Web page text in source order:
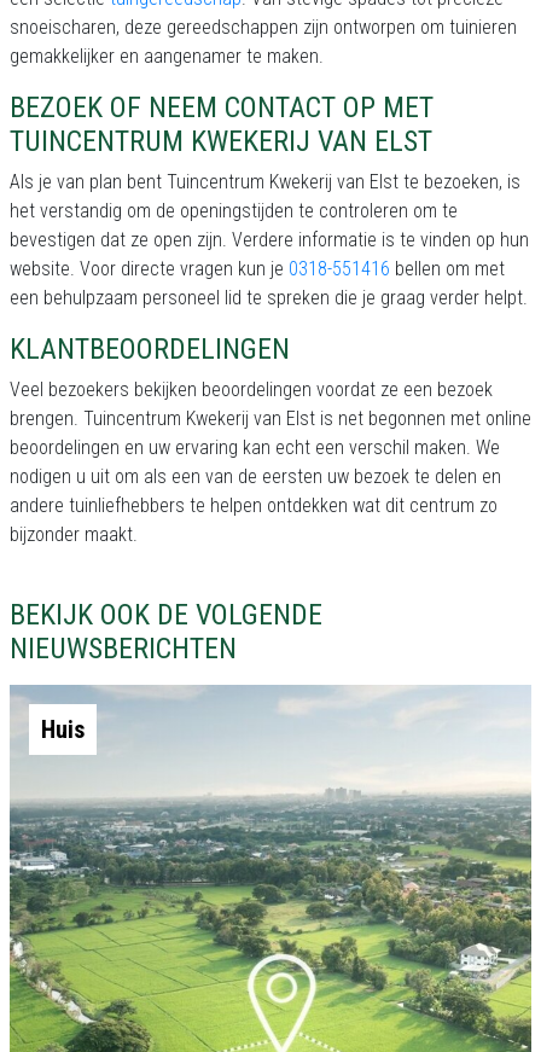
snoeischaren, deze gereedschappen zijn ontworpen om tuinieren
gemakkelijker en aangenamer te maken.
BEZOEK OF NEEM CONTACT OP MET
TUINCENTRUM KWEKERIJ VAN ELST
Als je van plan bent Tuincentrum Kwekerij van Elst te bezoeken, is
het verstandig om de openingstijden te controleren om te
bevestigen dat ze open zijn. Verdere informatie is te vinden op hun
website. Voor directe vragen kun je 0318-551416 bellen om met
een behulpzaam personeel lid te spreken die je graag verder helpt.
KLANTBEOORDELINGEN
Veel bezoekers bekijken beoordelingen voordat ze een bezoek
brengen. Tuincentrum Kwekerij van Elst is net begonnen met online
beoordelingen en uw ervaring kan echt een verschil maken. We
nodigen u uit om als een van de eersten uw bezoek te delen en
andere tuinliefhebbers te helpen ontdekken wat dit centrum zo
bijzonder maakt.
BEKIJK OOK DE VOLGENDE
NIEUWSBERICHTEN
Huis